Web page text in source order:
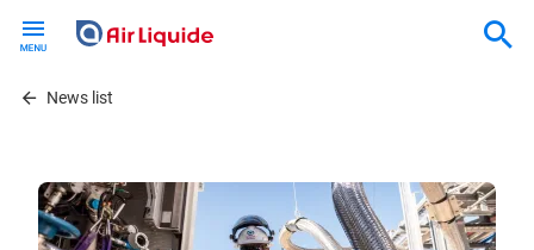
contentNews list